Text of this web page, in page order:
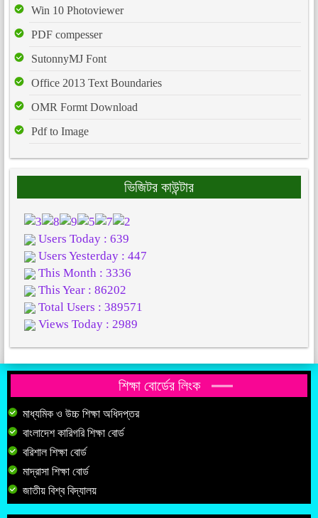
Win 10 Photoviewer
PDF compesser
SutonnyMJ Font
Office 2013 Text Boundaries
OMR Formt Download
Pdf to Image
ভিজিটর কাউন্টার
Users Today : 639
Users Yesterday : 447
This Month : 3336
This Year : 86202
Total Users : 389571
Views Today : 2989
শিক্ষা বোর্ডের লিংক
মাধ্যমিক ও উচ্চ শিক্ষা অধিদপ্তর
বাংলাদেশ কারিগরি শিক্ষা বোর্ড
বরিশাল শিক্ষা বোর্ড
মাদ্রাসা শিক্ষা বোর্ড
জাতীয় বিশ্ব বিদ্যালয়